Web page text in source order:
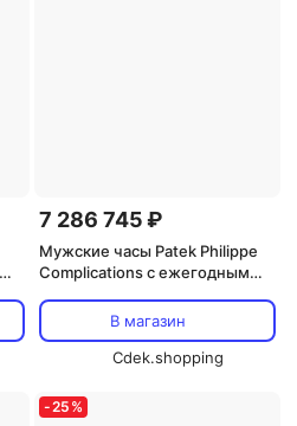
7 286 745 ₽
Мужские часы Patek Philippe
Complications с ежегодным
хронографом, синим
циферблатом, корпус из
розового золота 18К и
5905R-010
В магазин
Cdek.shopping
-25 %